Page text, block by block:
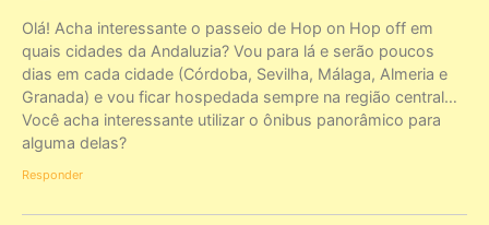
Olá! Acha interessante o passeio de Hop on Hop off em
quais cidades da Andaluzia? Vou para lá e serão poucos
dias em cada cidade (Córdoba, Sevilha, Málaga, Almeria e
Granada) e vou ficar hospedada sempre na região central…
Você acha interessante utilizar o ônibus panorâmico para
alguma delas?
Responder